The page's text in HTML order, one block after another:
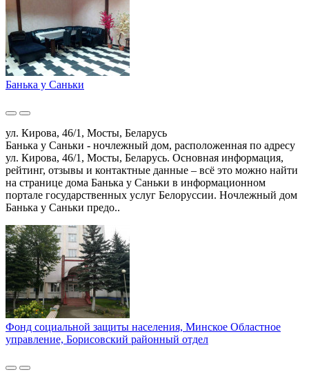
Банька у Саньки
ул. Кирова, 46/1, Мосты, Беларусь
Банька у Саньки - ночлежный дом, расположенная по адресу
ул. Кирова, 46/1, Мосты, Беларусь. Основная информация,
рейтинг, отзывы и контактные данные – всё это можно найти
на странице дома Банька у Саньки в информационном
портале государственных услуг Белоруссии. Ночлежный дом
Банька у Саньки предо..
Фонд социальной защиты населения, Минское Областное
управление, Борисовский районный отдел